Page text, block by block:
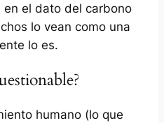
en el dato del carbono
lo vean como una
lo es.
humano (lo que